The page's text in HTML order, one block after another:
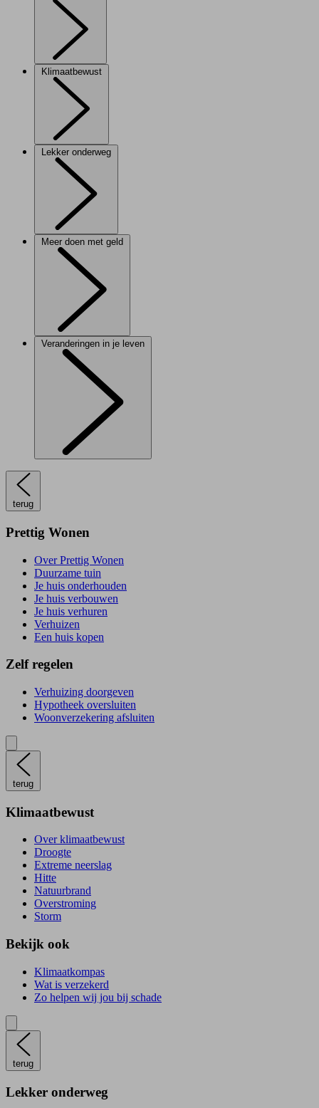
Klimaatbewust
Lekker onderweg
Meer doen met geld
Veranderingen in je leven
terug
Prettig Wonen
Over Prettig Wonen
Duurzame tuin
Je huis onderhouden
Je huis verbouwen
Je huis verhuren
Verhuizen
Een huis kopen
Zelf regelen
Verhuizing doorgeven
Hypotheek oversluiten
Woonverzekering afsluiten
terug
Klimaatbewust
Over klimaatbewust
Droogte
Extreme neerslag
Hitte
Natuurbrand
Overstroming
Storm
Bekijk ook
Klimaatkompas
Wat is verzekerd
Zo helpen wij jou bij schade
terug
Lekker onderweg